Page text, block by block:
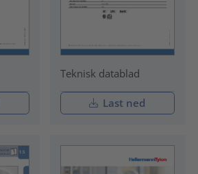
Teknisk datablad
Last ned